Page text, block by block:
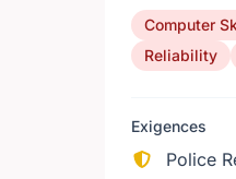
Computer
Reliability
Exigences
Police